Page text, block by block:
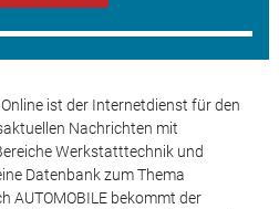
Online ist der Internetdienst für den
Nachrichten mit
Werkstatttechnik und
Datenbank zum Thema
AUTOMOBILE bekommt der